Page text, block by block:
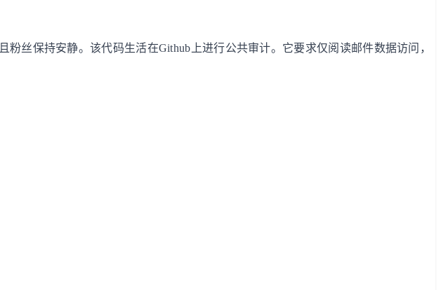
丝保持安静。该代码生活在Github上进行公共审计。它要求仅阅读邮件数据访问，